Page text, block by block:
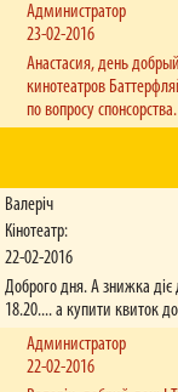
Администратор
23-02-2016
Анастасия, день
кинотеатров
по вопросу спонсорства.
Валеріч
Кінотеатр:
22-02-2016
Доброго дня. А знижка діє
18.20.... а купити квиток
Администратор
22-02-2016